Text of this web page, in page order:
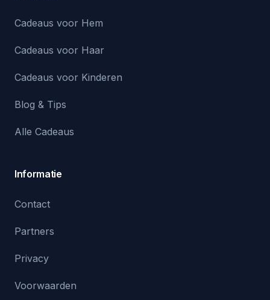
Cadeaus voor Hem
Cadeaus voor Haar
Cadeaus voor Kinderen
Blog & Tips
Alle Cadeaus
Informatie
Contact
Partners
Privacy
Voorwaarden